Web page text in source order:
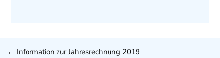
← Information zur Jahresrechnung 2019